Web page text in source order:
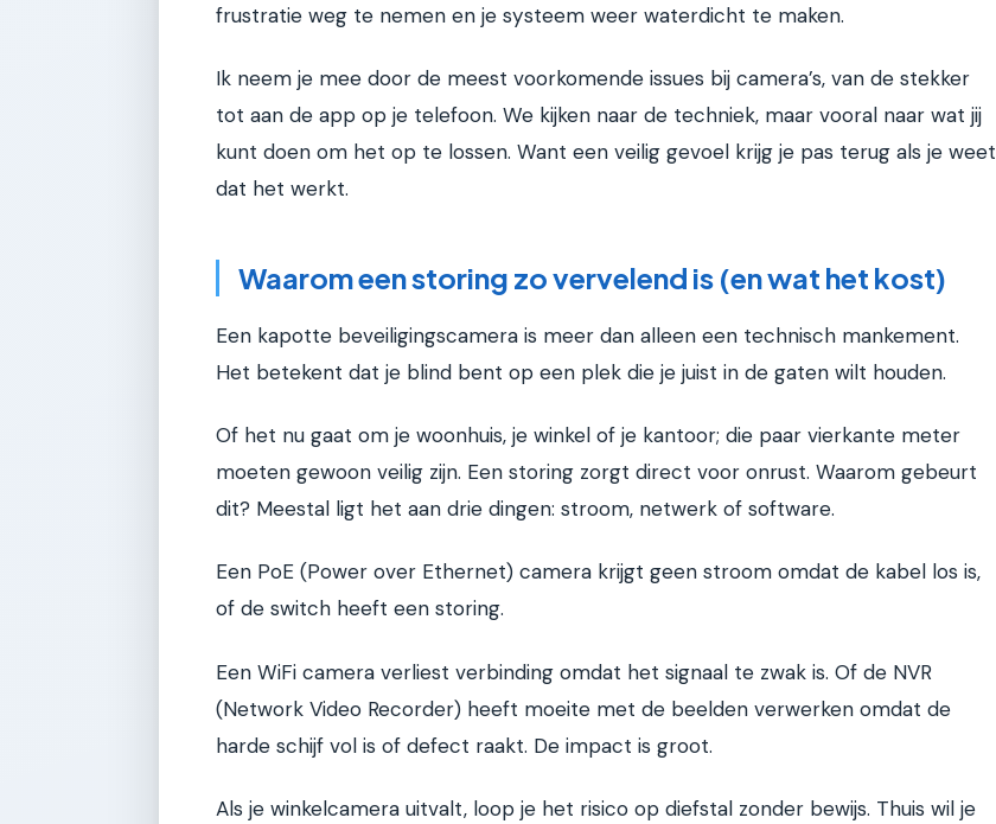
frustratie weg te nemen en je systeem weer waterdicht te maken.
Ik neem je mee door de meest voorkomende issues bij camera’s, van de stekker
tot aan de app op je telefoon. We kijken naar de techniek, maar vooral naar wat jij
kunt doen om het op te lossen. Want een veilig gevoel krijg je pas terug als je weet
dat het werkt.
Waarom een storing zo vervelend is (en wat het kost)
Een kapotte beveiligingscamera is meer dan alleen een technisch mankement.
Het betekent dat je blind bent op een plek die je juist in de gaten wilt houden.
Of het nu gaat om je woonhuis, je winkel of je kantoor; die paar vierkante meter
moeten gewoon veilig zijn. Een storing zorgt direct voor onrust. Waarom gebeurt
dit? Meestal ligt het aan drie dingen: stroom, netwerk of software.
Een PoE (Power over Ethernet) camera krijgt geen stroom omdat de kabel los is,
of de switch heeft een storing.
Een WiFi camera verliest verbinding omdat het signaal te zwak is. Of de NVR
(Network Video Recorder) heeft moeite met de beelden verwerken omdat de
harde schijf vol is of defect raakt. De impact is groot.
Als je winkelcamera uitvalt, loop je het risico op diefstal zonder bewijs. Thuis wil je